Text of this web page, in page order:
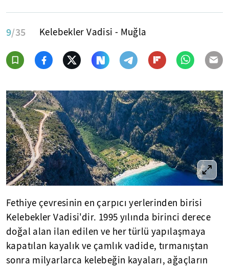
9/35 Kelebekler Vadisi - Muğla
Fethiye çevresinin en çarpıcı yerlerinden birisi
Kelebekler Vadisi'dir. 1995 yılında birinci derece
doğal alan ilan edilen ve her türlü yapılaşmaya
kapatılan kayalık ve çamlık vadide, tırmanıştan
sonra milyarlarca kelebeğin kayaları, ağaçların